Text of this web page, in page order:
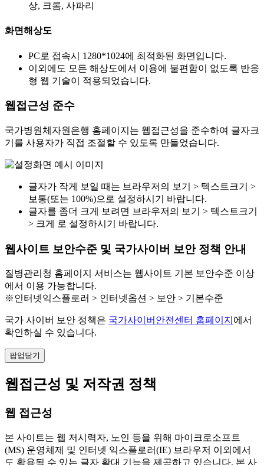
상, 크롬, 사파리
화면해상도
PC로 접속시 1280*1024에 최적화된 화면입니다.
이외에도 모든 해상도에서 이용에 불편함이 없도록 반응
형 웹 기술이 적용되었습니다.
웹접근성 준수
국가병원체자원은행 홈페이지는 웹접근성을 준수하여 글자크
기를 사용자가 직접 조절할 수 있도록 만들었습니다.
글자가 작게 보일 때는 브라우저의 보기 > 텍스트크기 >
보통(또는 100%)으로 설정하시기 바랍니다.
글자를 좀더 크게 보려면 브라우저의 보기 > 텍스트크기
> 크게 로 설정하시기 바랍니다.
웹사이트 보안수준 및 국가사이버 보안 정책 안내
질병관리청 홈페이지 서비스는 웹사이트 기본 보안수준 이상
에서 이용 가능합니다.
※인터넷익스플로러 > 인터넷옵션 > 보안 > 기본수준
국가 사이버 보안 정책은 국가사이버안전센터 홈페이지 에서
확인하실 수 있습니다.
팝업닫기
웹접근성 및 저작권 정책
웹 접근성
본 사이트는 웹 저시력자, 노인 등을 위해 마이크로소프트
(MS) 운영체제 및 인터넷 익스플로러(IE) 브라우저 이외에서
도 활용될 수 있는 글자 확대 기능을 제공하고 있습니다. 본 사